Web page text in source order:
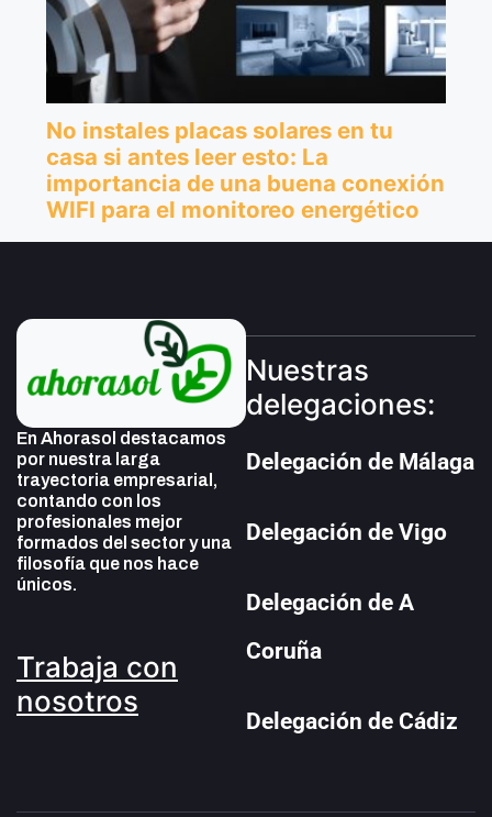
En Ahorasol destacamos
por nuestra larga
trayectoria empresarial,
contando con los
profesionales mejor
formados del sector y una
filosofía que nos hace
únicos.
Trabaja con
nosotros
Nuestras
delegaciones:
Delegación de Málaga
Delegación de Vigo
Delegación de A
Coruña
Delegación de Cádiz